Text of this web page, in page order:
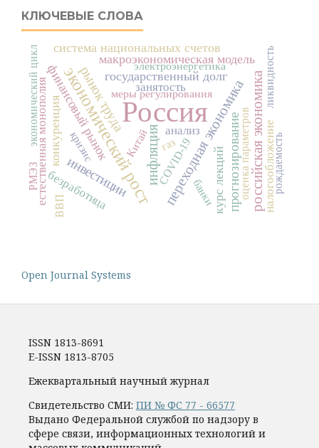
КЛЮЧЕВЫЕ СЛОВА
Россия
экономический ростпереходная экономика
инфляция российская экономика
рынок труда
инвестиции прогнозирование
макроэкономическая модель
система национальных счетов
государственный долг
курс лекций
финансовый рынок
конкуренция
занятость
безработица
естественная монополия налогообложение
анализ
экономический цикл Китай оценка параметров
ликвидность
COVID-19
меры регулирования
газ
кризис
банки
РМЭЗ
ВВП
рождаемость
электроэнергетика
Open Journal Systems
ISSN 1813-8691
E-ISSN 1813-8705
Ежеквартальный научный журнал
Свидетельство СМИ: ПИ № ФС 77 - 66577
Выдано Федеральной службой по надзору в
сфере связи, информационных технологий и